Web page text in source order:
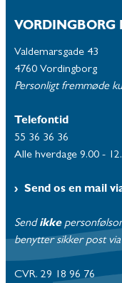
VORDINGBORG
Valdemarsgade 43
4760 Vordingborg
Personligt fremmøde
Telefontid
55 36 36 36
Alle hverdage 9.00 -
Send os en mail
Send ikke
benytter sikker post
CVR. 29 18 96 76